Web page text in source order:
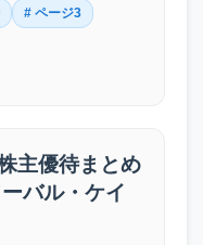
# ページ3
主優待まとめ
バル・ケイ